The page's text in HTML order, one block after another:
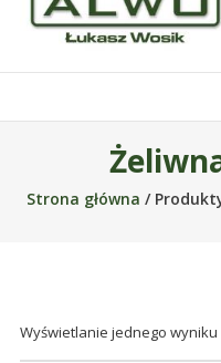
Alwo
sklep
meble
części
Strona główna /
Wyświetlanie jednego wyniku